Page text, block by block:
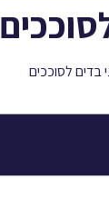
בדים לסוככים